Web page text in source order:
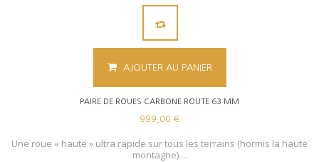
AJOUTER AU PANIER
PAIRE DE ROUES CARBONE ROUTE 63 MM
999,00 €
Une roue « haute » ultra rapide sur tous les terrains (hormis la haute
montagne)....